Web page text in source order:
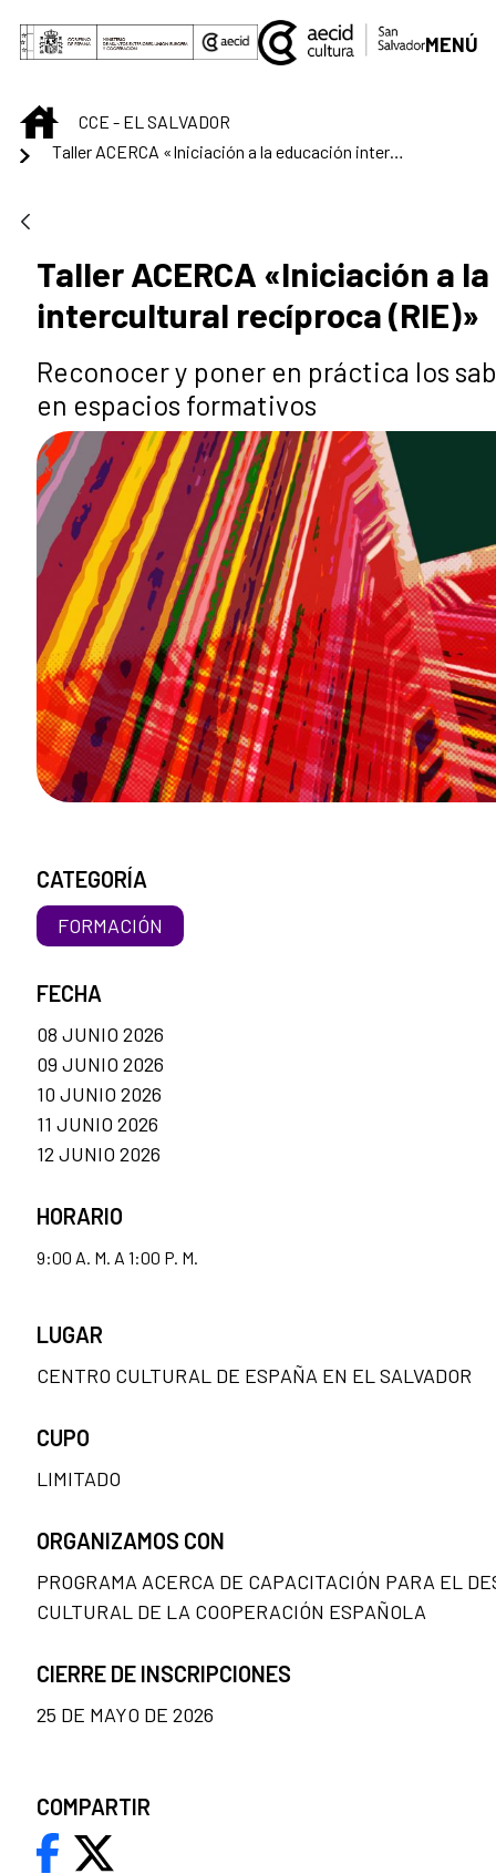
Saltar al contenido principal
MENÚ
INICIOCCE - EL SALVADOR
Taller ACERCA «Iniciación a la educación intercultural recíproca (RIE)»
Taller ACERCA «Iniciación a
intercultural recíproca (RIE)»
Reconocer y poner en práctica los
en espacios formativos
CATEGORÍA
FORMACIÓN
FECHA
08 JUNIO 2026
09 JUNIO 2026
10 JUNIO 2026
11 JUNIO 2026
12 JUNIO 2026
HORARIO
9:00 A. M. A 1:00 P. M.
LUGAR
CENTRO CULTURAL DE ESPAÑA EN EL SALVADOR
CUPO
LIMITADO
ORGANIZAMOS CON
PROGRAMA ACERCA DE CAPACITACIÓN PARA EL
CULTURAL DE LA COOPERACIÓN ESPAÑOLA
CIERRE DE INSCRIPCIONES
25 DE MAYO DE 2026
COMPARTIR